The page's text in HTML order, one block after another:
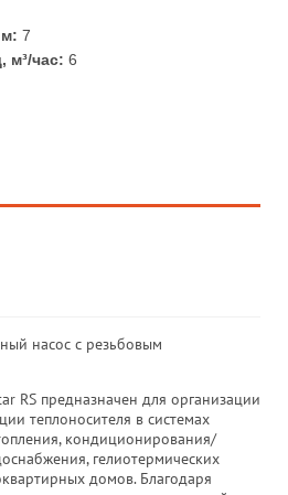
7
м³/час: 6
насос с резьбовым
RS предназначен для организации
теплоносителя в системах
кондиционирования/
гелиотермических
домов. Благодаря